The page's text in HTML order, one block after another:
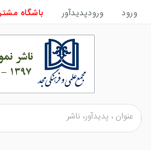
ورود ورودپدیدآور باشگاه